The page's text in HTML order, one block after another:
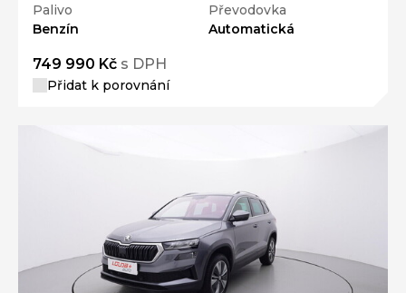
Palivo
Benzín
Převodovka
Automatická
749 990 Kč s DPH
Přidat k porovnání